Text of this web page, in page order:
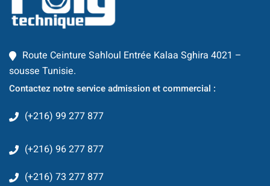
Route Ceinture Sahloul Entrée Kalaa Sghira 4021 –
sousse Tunisie.
Contactez notre service admission et commercial :
(+216) 99 277 877
(+216) 96 277 877
(+216) 73 277 877